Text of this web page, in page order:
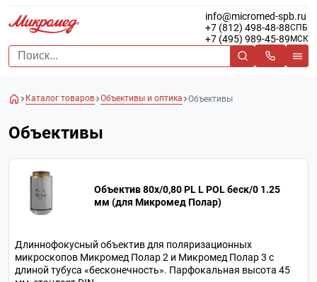
info@micromed-spb.ru
+7 (812) 498-48-88СПБ
+7 (495) 989-45-89 МСК
Каталог товаров Объективы и оптика Объективы
Объективы
Объектив 80х/0,80 PL L POL беск/0 1.25
мм (для Микромед Полар)
Длиннофокусный объектив для поляризационных
микроскопов Микромед Полар 2 и Микромед Полар 3 с
длиной тубуса «бесконечность». Парфокальная высота 45